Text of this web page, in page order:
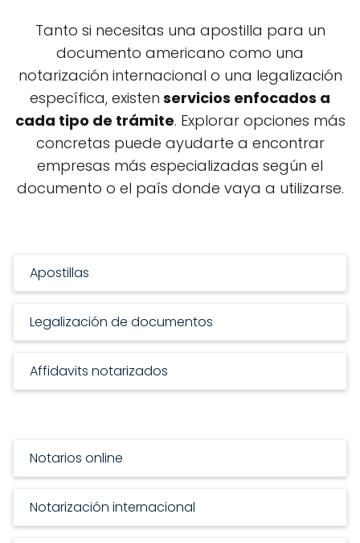
Tanto si necesitas una apostilla para un
documento americano como una
notarización internacional o una legalización
específica, existen servicios enfocados a
cada tipo de trámite. Explorar opciones más
concretas puede ayudarte a encontrar
empresas más especializadas según el
documento o el país donde vaya a utilizarse.
Apostillas
Legalización de documentos
Affidavits notarizados
Notarios online
Notarización internacional